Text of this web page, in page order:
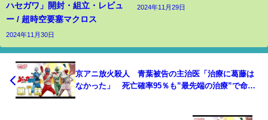
ハセガワ」開封・組立・レビュ
ー / 超時空要塞マクロス
2024年11月30日
2024年11月29日
京アニ放火殺人 青葉被告の主治医「治療に葛藤は
なかった」 死亡確率95％も”最先端の治療”で命つ